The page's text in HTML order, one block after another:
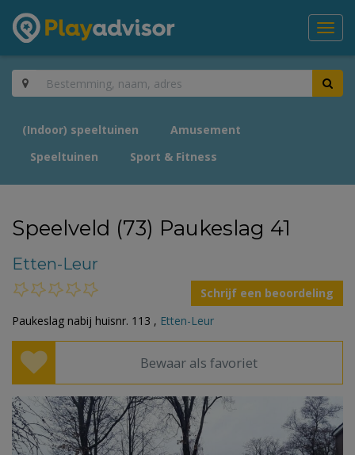
(Indoor) speeltuinen
Amusement
Speeltuinen
Sport & Fitness
Speelveld (73) Paukeslag 41
Etten-Leur
Schrijf een beoordeling
Paukeslag nabij huisnr. 113 , Etten-Leur
Bewaar als favoriet